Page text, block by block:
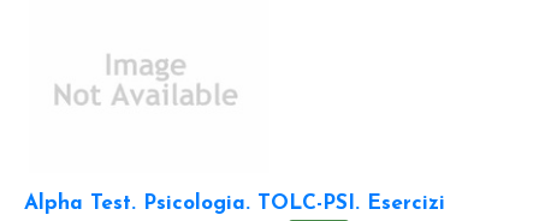
Alpha Test. Psicologia. TOLC-PSI. Esercizi